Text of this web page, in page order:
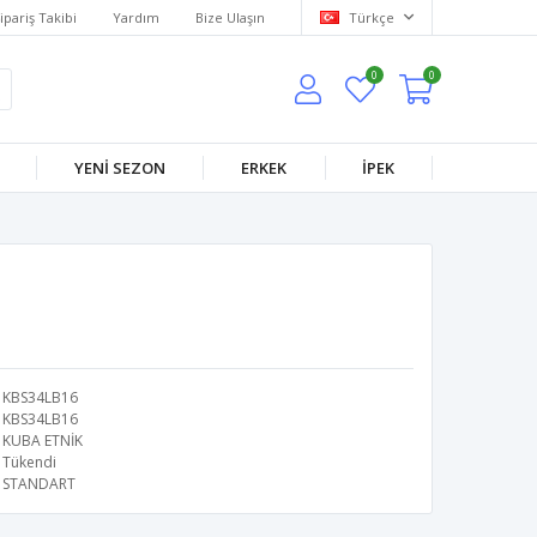
Takibi Yardım Bize Ulaşın Türkçe
0 0
YENİ SEZON ERKEK İPEK
KBS34LB16
KBS34LB16
KUBA ETNİK
Tükendi
STANDART